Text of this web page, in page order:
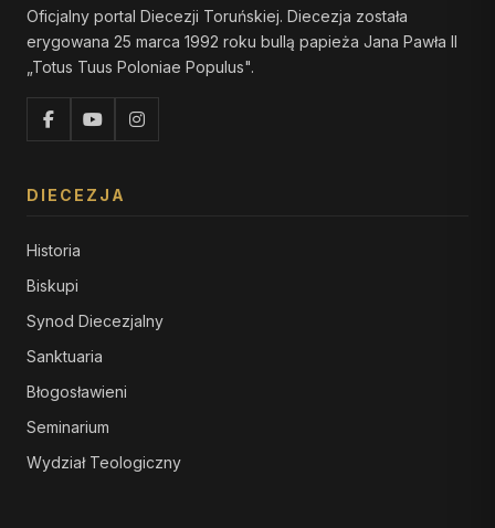
Oficjalny portal Diecezji Toruńskiej. Diecezja została
erygowana 25 marca 1992 roku bullą papieża Jana Pawła II
„Totus Tuus Poloniae Populus".
DIECEZJA
Historia
Biskupi
Synod Diecezjalny
Sanktuaria
Błogosławieni
Seminarium
Wydział Teologiczny